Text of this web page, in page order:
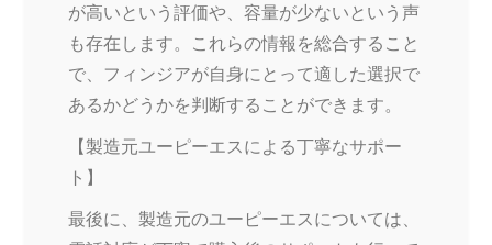
が高いという評価や、容量が少ないという声
も存在します。これらの情報を総合すること
で、フィンジアが自身にとって適した選択で
あるかどうかを判断することができます。
【製造元ユーピーエスによる丁寧なサポー
ト】
最後に、製造元のユーピーエスについては、